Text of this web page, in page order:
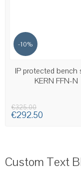
-10%
AVAILABLE
IP protected bench
KERN FFN-N
€325.00
€292.50
Custom Text